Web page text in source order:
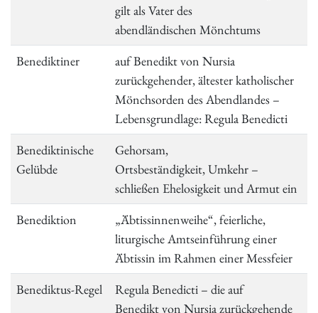
gilt als Vater des
abendländischen Mönchtums
Benediktiner
auf Benedikt von Nursia
zurückgehender, ältester katholischer
Mönchsorden des Abendlandes –
Lebensgrundlage: Regula Benedicti
Benediktinische
Gelübde
Gehorsam,
Ortsbeständigkeit, Umkehr –
schließen Ehelosigkeit und Armut ein
Benediktion
„Äbtissinnenweihe“, feierliche,
liturgische Amtseinführung einer
Äbtissin im Rahmen einer Messfeier
Benediktus-Regel
Regula Benedicti – die auf
Benedikt von Nursia zurückgehende